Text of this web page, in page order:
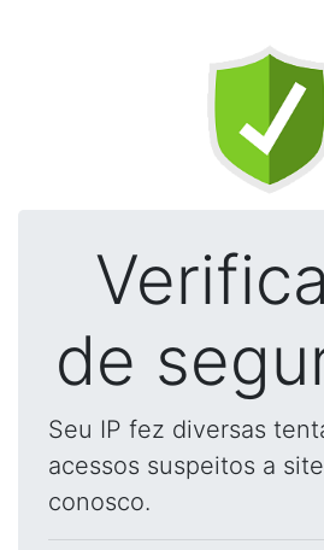
de
Seu IP fez diversas
acessos suspeitos a
conosco.